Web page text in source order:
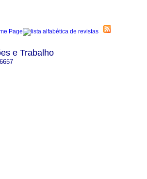
e Trabalho